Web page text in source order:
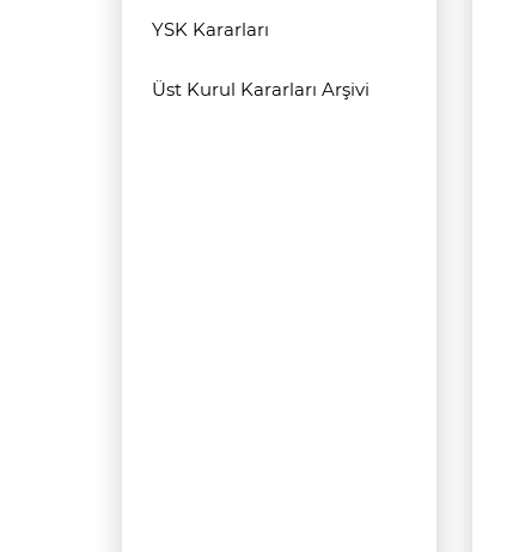
YSK Kararları
Üst Kurul Kararları Arşivi